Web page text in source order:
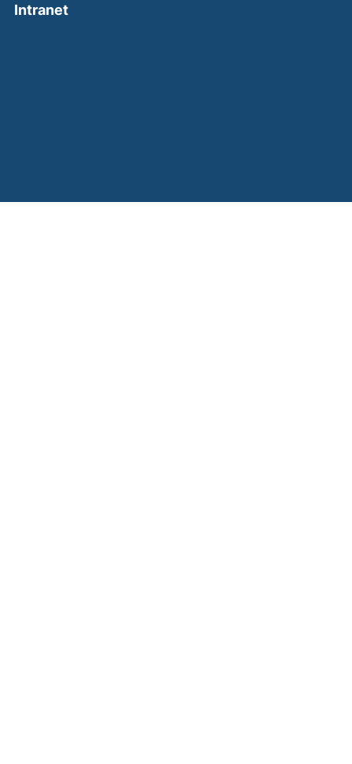
Intranet(external link, opens in a new window)